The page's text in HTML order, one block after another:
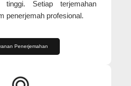
tinggi. Setiap terjemahan
penerjemah profesional.
Penerjemahan